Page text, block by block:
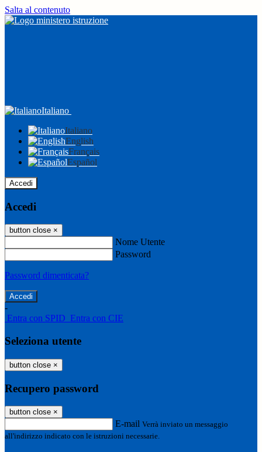
Salta al contenuto
Italiano
Italiano
English
Français
Español
Accedi
Accedi
button close ×
Nome Utente
Password
Password dimenticata?
-
Entra con SPID Entra con CIE
Seleziona utente
button close ×
Recupero password
button close ×
E-mail Verrà inviato un messaggio
all'indirizzo indicato con le istruzioni necessarie.